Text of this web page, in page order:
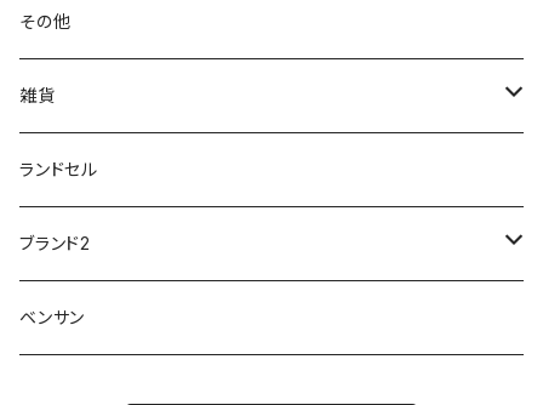
Field tex
イチマツ
ミレディ Milady
ネウシ NEUSHI
トパーズ TOPAZ
20190223nkutu
20190501nnf
20200701nmensand
20200721nwsand
20190702caq
防水シューズ
アウトドア・トレッキング
動画でご紹介
フォーマル/ビジネス/通学靴
軽量
夏特集
カジュアル
カジュアルシューズ
紳士
婦人
その他
雑貨
雨具
傘
ランドセル
ブランド2
ノースフェイス
ベンサン